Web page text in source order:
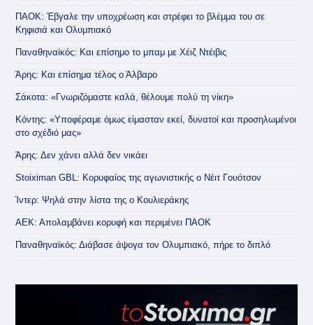
ΠΑΟΚ: Έβγαλε την υποχρέωση και στρέφει το βλέμμα του σε
Κηφισιά και Ολυμπιακό
Παναθηναϊκός: Και επίσημο το μπαμ με Χέιζ Ντέιβις
Άρης: Και επίσημα τέλος ο Άλβαρο
Σάκοτα: «Γνωριζόμαστε καλά, θέλουμε πολύ τη νίκη»
Κόντης: «Υποφέραμε όμως είμασταν εκεί, δυνατοί και προσηλωμένοι
στο σχέδιό μας»
Άρης: Δεν χάνει αλλά δεν νικάει
Stoiximan GBL: Κορυφαίος της αγωνιστικής ο Νέιτ Γουότσον
Ίντερ: Ψηλά στην λίστα της ο Κουλιεράκης
ΑΕΚ: Απολαμβάνει κορυφή και περιμένει ΠΑΟΚ
Παναθηναϊκός: Διάβασε άψογα τον Ολυμπιακό, πήρε το διπλό